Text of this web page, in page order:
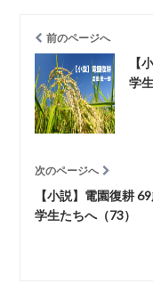
前のページへ
【
学
次のページへ
【小説】電園復耕
学生たちへ（73）